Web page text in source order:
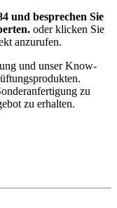
und besprechen Sie
oder klicken Sie
anzurufen.
und unser Know-
zu
zu erhalten.